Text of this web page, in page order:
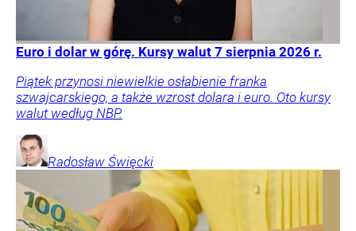
Euro i dolar w górę. Kursy walut 7 sierpnia 2026 r.
Piątek przynosi niewielkie osłabienie franka
szwajcarskiego, a także wzrost dolara i euro. Oto kursy
walut według NBP.
Radosław Święcki